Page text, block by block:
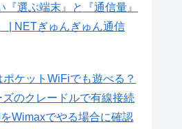
『選ぶ端末』と『通信量』
| NETぎゅんぎゅん通信
ケットWiFiでも遊べる？
のクレードルで有線接続
Wimaxでやる場合に確認